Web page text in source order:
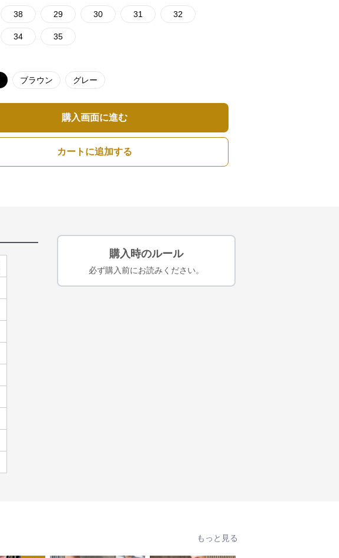
38 29 30 31 32
34 35
ブラウン グレー
購入画面に進む
カートに追加する
購入時のルール
必ず購入前にお読みください。
もっと見る